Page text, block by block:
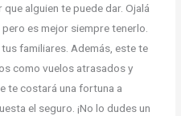
alguien te puede dar. Ojalá
es mejor siempre tenerlo.
familiares. Además, este te
como vuelos atrasados y
te costará una fortuna a
el seguro. ¡No lo dudes un